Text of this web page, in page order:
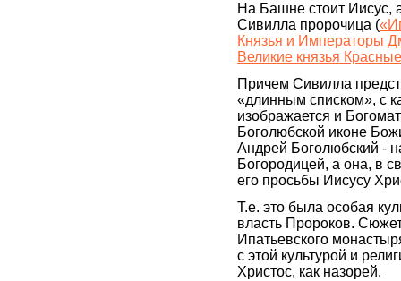
На Башне стоит Иисус,
Сивилла пророчица (
Князья и Императоры
Великие князья
Причем Сивилла
«длинным списком», с
изображается и
Боголюбской иконе
Андрей Боголюбский -
Богородицей, а она, в
его просьбы Иисусу
Т.е. это была особая
власть Пророков.
Ипатьевского
с этой культурой и
Христос, как назорей.